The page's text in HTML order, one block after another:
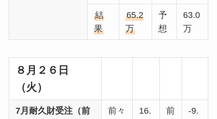
結
果
65.2
万
予
想
63.0
万
８月２６日
（火）
7月耐久財受注（前
前々
16.
前
-9.